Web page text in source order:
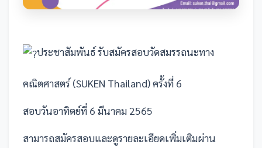
ประชาสัมพันธ์ รับสมัครสอบวัดสมรรถนะทาง
คณิตศาสตร์ (SUKEN Thailand) ครั้งที่ 6
สอบวันอาทิตย์ที่ 6 มีนาคม 2565
สามารถสมัครสอบและดูรายละเอียดเพิ่มเติมผ่าน